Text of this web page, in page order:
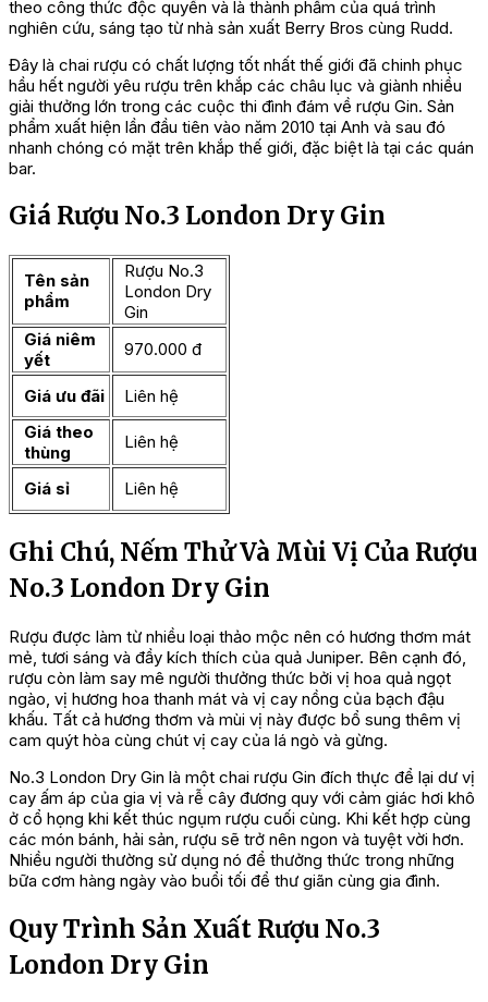
theo công thức độc quyền và là thành phẩm của quá trình
nghiên cứu, sáng tạo từ nhà sản xuất Berry Bros cùng Rudd.
Đây là chai rượu có chất lượng tốt nhất thế giới đã chinh phục
hầu hết người yêu rượu trên khắp các châu lục và giành nhiều
giải thưởng lớn trong các cuộc thi đình đám về rượu Gin. Sản
phẩm xuất hiện lần đầu tiên vào năm 2010 tại Anh và sau đó
nhanh chóng có mặt trên khắp thế giới, đặc biệt là tại các quán
bar.
Giá Rượu No.3 London Dry Gin
Tên sản
phẩm
Rượu No.3
London Dry
Gin
Giá niêm
yết
970.000 đ
Giá ưu đãi
Liên hệ
Giá theo
thùng
Liên hệ
Giá sỉ Liên hệ
Ghi Chú, Nếm Thử Và Mùi Vị Của Rượu
No.3 London Dry Gin
Rượu được làm từ nhiều loại thảo mộc nên có hương thơm mát
mẻ, tươi sáng và đầy kích thích của quả Juniper. Bên cạnh đó,
rượu còn làm say mê người thưởng thức bởi vị hoa quả ngọt
ngào, vị hương hoa thanh mát và vị cay nồng của bạch đậu
khấu. Tất cả hương thơm và mùi vị này được bổ sung thêm vị
cam quýt hòa cùng chút vị cay của lá ngò và gừng.
No.3 London Dry Gin là một chai rượu Gin đích thực để lại dư vị
cay ấm áp của gia vị và rễ cây đương quy với cảm giác hơi khô
ở cổ họng khi kết thúc ngụm rượu cuối cùng. Khi kết hợp cùng
các món bánh, hải sản, rượu sẽ trở nên ngon và tuyệt vời hơn.
Nhiều người thường sử dụng nó để thưởng thức trong những
bữa cơm hàng ngày vào buổi tối để thư giãn cùng gia đình.
Quy Trình Sản Xuất Rượu No.3
London Dry Gin